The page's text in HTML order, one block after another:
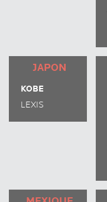
JAPON
KOBE
LEXIS